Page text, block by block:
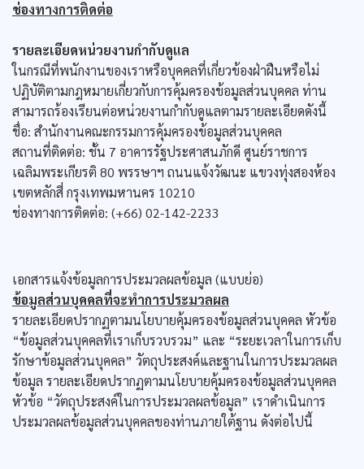
ช่องทางการติดต่อ
รายละเอียดหน่วยงานกำกับดูแล
ในกรณีที่พนักงานของเราหรือบุคคลที่เกี่ยวข้องฝ่าฝืนหรือไม่
ปฏิบัติตามกฎหมายเกี่ยวกับการคุ้มครองข้อมูลส่วนบุคคล ท่าน
สามารถร้องเรียนต่อหน่วยงานกำกับดูแลตามรายละเอียดดังนี้
ชื่อ: สำนักงานคณะกรรมการคุ้มครองข้อมูลส่วนบุคคล
สถานที่ติดต่อ: ชั้น 7 อาคารรัฐประศาสนภักดี ศูนย์ราชการ
เฉลิมพระเกียรติ 80 พรรษาฯ ถนนแจ้งวัฒนะ แขวงทุ่งสองห้อง
เขตหลักสี่ กรุงเทพมหานคร 10210
ช่องทางการติดต่อ: (+66) 02-142-2233
เอกสารแจ้งข้อมูลการประมวลผลข้อมูล (แบบย่อ)
ข้อมูลส่วนบุคคลที่จะทำการประมวลผล
รายละเอียดปรากฏตามนโยบายคุ้มครองข้อมูลส่วนบุคคล หัวข้อ
“ข้อมูลส่วนบุคคลที่เราเก็บรวบรวม” และ “ระยะเวลาในการเก็บ
รักษาข้อมูลส่วนบุคคล” วัตถุประสงค์และฐานในการประมวลผล
ข้อมูล รายละเอียดปรากฏตามนโยบายคุ้มครองข้อมูลส่วนบุคคล
หัวข้อ “วัตถุประสงค์ในการประมวลผลข้อมูล” เราดำเนินการ
ประมวลผลข้อมูลส่วนบุคคลของท่านภายใต้ฐาน ดังต่อไปนี้